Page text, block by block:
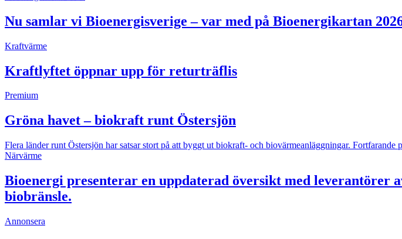
Nu samlar vi Bioenergisverige – var med på Bioenergikartan
Kraftvärme
Kraftlyftet öppnar upp för returträflis
Premium
Gröna havet – biokraft runt Östersjön
Flera länder runt Östersjön har satsar stort på att byggt ut biokraft- och biovärmeanläggningar.
Närvärme
Bioenergi presenterar en uppdaterad översikt med leverantörer
biobränsle.
Annonsera